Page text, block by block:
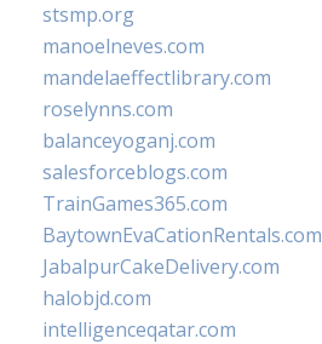
stsmp.org
manoelneves.com
mandelaeffectlibrary.com
roselynns.com
balanceyoganj.com
salesforceblogs.com
TrainGames365.com
BaytownEvaCationRentals.com
JabalpurCakeDelivery.com
halobjd.com
intelligenceqatar.com